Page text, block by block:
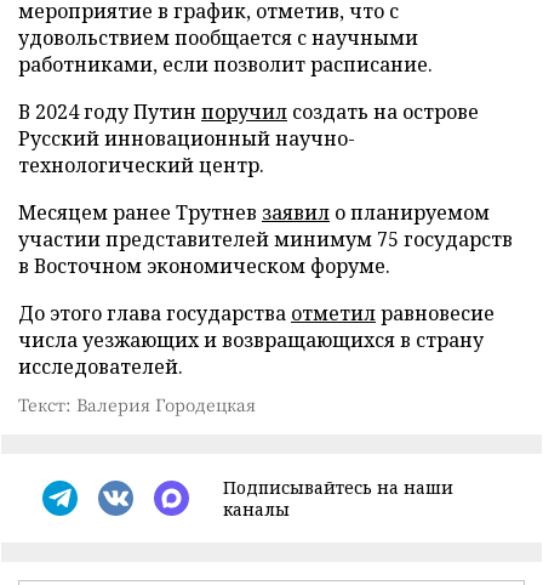
мероприятие в график, отметив, что с
удовольствием пообщается с научными
работниками, если позволит расписание.
В 2024 году Путин поручил создать на острове
Русский инновационный научно-
технологический центр.
Месяцем ранее Трутнев заявил о планируемом
участии представителей минимум 75 государств
в Восточном экономическом форуме.
До этого глава государства отметилравновесие
числа уезжающих и возвращающихся в страну
исследователей.
Текст: Валерия Городецкая
Подписывайтесь на наши
каналы